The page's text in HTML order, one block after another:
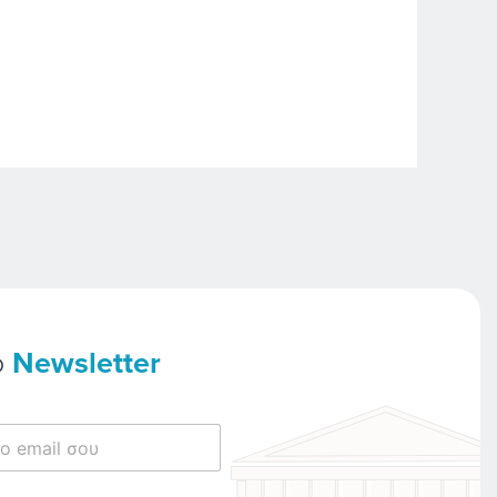
Newsletter